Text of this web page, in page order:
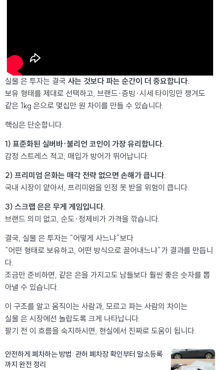
실물 은 투자는 결국 사는 것보다 파는 순간이 더 중요합니다.
보유 형태를 제대로 선택하고, 브랜드·증빙·시세 타이밍만 챙겨도
같은 1kg 은으로 몇십만 원 차이를 만들 수 있습니다.
핵심은 단순합니다.
1) 표준화된 실버바·불리언 코인이 가장 유리합니다.
감정 스트레스 적고, 매입가 방어가 뛰어납니다.
2) 프리미엄 은화는 매각 전략 없으면 손해가 큽니다.
국내 시장이 얕아서, 프리미엄을 인정 못 받을 위험이 큽니다.
3) 스크랩 은은 무게 게임입니다.
브랜드 의미 없고, 순도·정제비가 가격을 깎습니다.
결국, 실물 은 투자는 “어떻게 사느냐”보다
“어떤 형태로 보유하고, 어떤 방식으로 끌어내느냐”가 결과를 만듭니
다.
조금만 준비하면, 같은 은을 가지고도 남들보다 훨씬 좋은 숫자를 뽑
아낼 수 있습니다.
이 구조를 알고 움직이는 사람과, 모르고 파는 사람의 차이는
실물 은 시장에선 놀랍도록 크게 나타납니다.
팔기 전 이 흐름을 숙지하시면, 현실에서 진짜로 도움이 됩니다.
안전하게 폐차하는 방법: 관허 폐차장 확인부터 말소등록
까지 완전 정리